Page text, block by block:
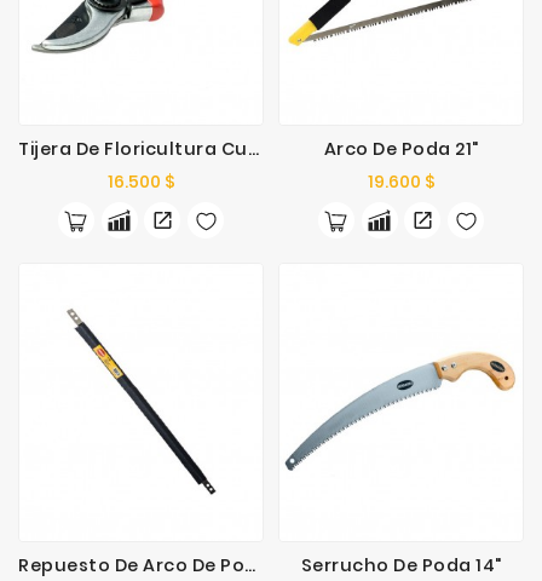
Tijera De Floricultura Cuerpo De Aluminio
16.500 $Precio
Arco De Poda 21"
19.600 $Precio
Repuesto De Arco De Poda 21"
Serrucho De Poda 14"